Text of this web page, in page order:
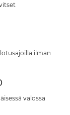
ilman
valossa